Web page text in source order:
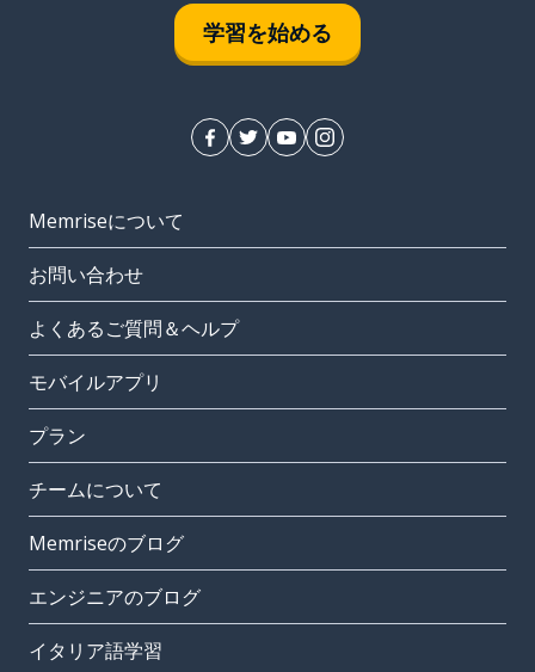
学習を始める
Memriseについて
お問い合わせ
よくあるご質問＆ヘルプ
モバイルアプリ
プラン
チームについて
Memriseのブログ
エンジニアのブログ
イタリア語学習